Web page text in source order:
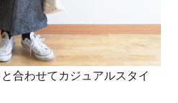
合わせてカジュアルスタイ